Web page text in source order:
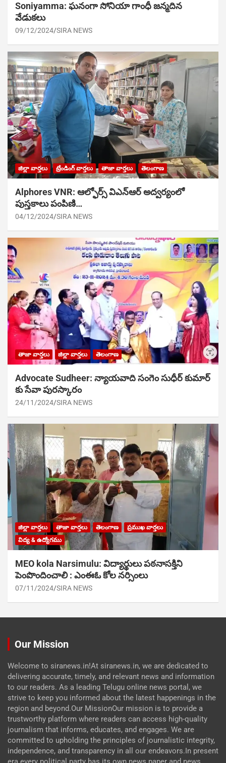
Soniyamma: ఘ‌నంగా సోనియా గాంధీ జ‌న్మ‌దిన
వేడుక‌లు
09/12/2024 SIRA NEWS
జిల్లా వార్తలు ట్రేండింగ్ వార్తలు తాజా వార్తలు తెలంగాణ
Alphores VNR: ఆల్ఫోర్స్ విఎన్ఆర్ అద్వర్యంలో
పుస్తకాలు పంపిణి…
04/12/2024 SIRA NEWS
తాజా వార్తలు జిల్లా వార్తలు తెలంగాణ
Advocate Sudheer: న్యాయవాది సంగెం సుధీర్ కుమార్
కు సేవా పురస్కారం
24/11/2024 SIRA NEWS
జిల్లా వార్తలు తాజా వార్తలు తెలంగాణ
ప్రముఖ వార్తలు
విద్య & ఉద్యోగము
MEO kola Narsimulu: విద్యార్థులు పఠ‌నాసక్తిని
పెంపొందించాలి : ఎంఈఓ కోల నర్సింలు
07/11/2024 SIRA NEWS
Our Mission
Welcome to siranews.in!At siranews.in, we are dedicated to
delivering accurate, timely, and relevant news and information
to our readers. As a leading Telugu online news portal, we
strive to keep you informed about the latest happenings in the
region and beyond.Our MissionOur mission is to provide a
trustworthy platform where readers can access high-quality
journalism that informs, educates, and engages. We are
committed to upholding the principles of journalistic integrity,
independence, and transparency in all our endeavors.In present